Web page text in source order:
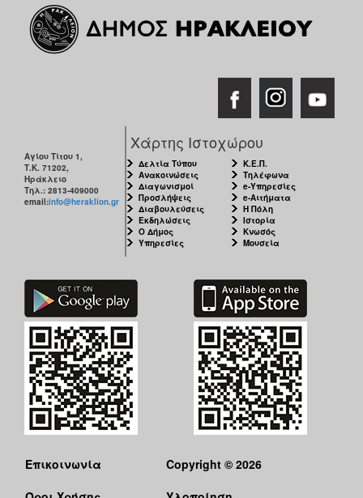
Αγίου Τίτου 1,
Τ.Κ. 71202,
Ηράκλειο
Τηλ.: 2813-409000
email:info@heraklion.gr
Χάρτης Ιστοχώρου
Δελτία Τύπου
Ανακοινώσεις
Διαγωνισμοί
Προσλήψεις
Διαβουλεύσεις
Εκδηλώσεις
Ο Δήμος
Υπηρεσίες
Κ.Ε.Π.
Τηλέφωνα
e-Υπηρεσίες
e-Αιτήματα
Η Πόλη
Ιστορία
Κνωσός
Μουσεία
Επικοινωνία
Copyright © 2026